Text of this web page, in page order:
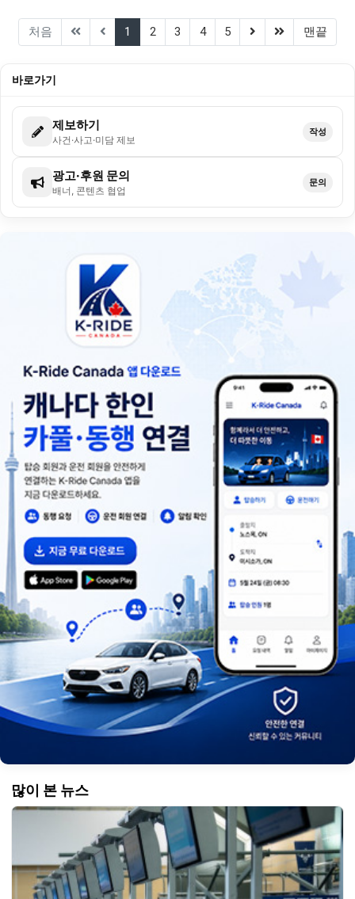
처음 1 (current)
2 3 4 5 (next)(last)맨끝
바로가기
제보하기
사건·사고·미담 제보
작성
광고·후원 문의
배너, 콘텐츠 협업
문의
많이 본 뉴스